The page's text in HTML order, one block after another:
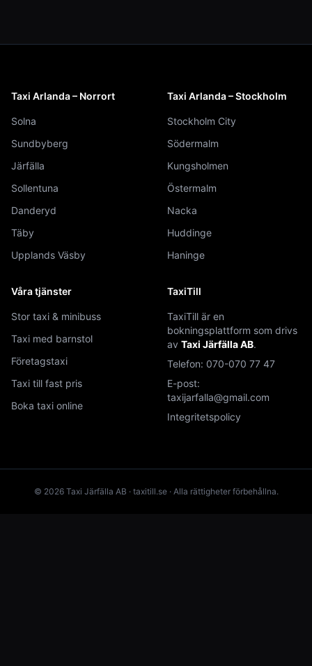
Taxi Arlanda – Norrort
Solna
Sundbyberg
Järfälla
Sollentuna
Danderyd
Täby
Upplands Väsby
Taxi Arlanda – Stockholm
Stockholm City
Södermalm
Kungsholmen
Östermalm
Nacka
Huddinge
Haninge
Våra tjänster
Stor taxi & minibuss
Taxi med barnstol
Företagstaxi
Taxi till fast pris
Boka taxi online
TaxiTill
TaxiTill är en
bokningsplattform som drivs
av Taxi Järfälla AB.
Telefon: 070-070 77 47
E-post:
taxijarfalla@gmail.com
Integritetspolicy
© 2026 Taxi Järfälla AB · taxitill.se · Alla rättigheter förbehållna.